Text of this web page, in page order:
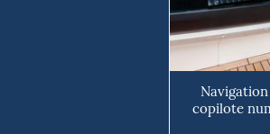
copilote